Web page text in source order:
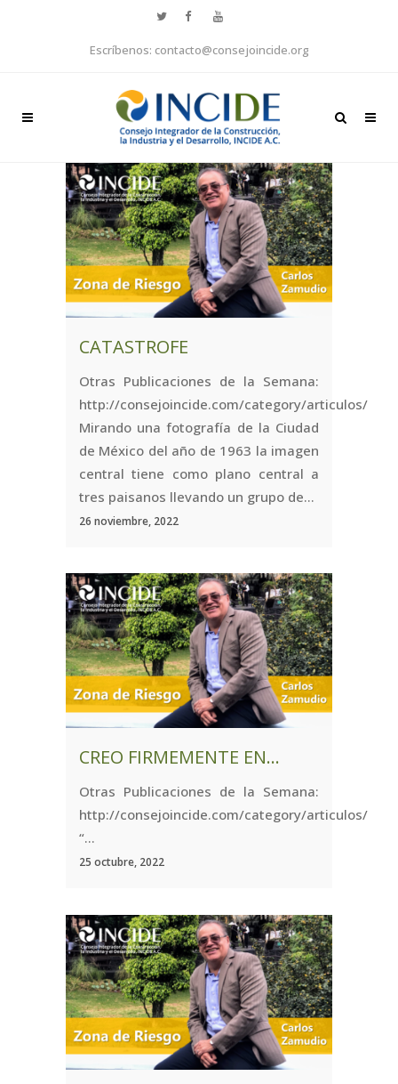
Escríbenos: contacto@consejoincide.org
CATASTROFE
Otras Publicaciones de la Semana:
http://consejoincide.com/category/articulos/
Mirando una fotografía de la Ciudad
de México del año de 1963 la imagen
central tiene como plano central a
tres paisanos llevando un grupo de...
26 noviembre, 2022
CREO FIRMEMENTE EN…
Otras Publicaciones de la Semana:
http://consejoincide.com/category/articulos/
“...
25 octubre, 2022